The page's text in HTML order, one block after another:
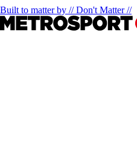
Built to matter by // Don't Matter //